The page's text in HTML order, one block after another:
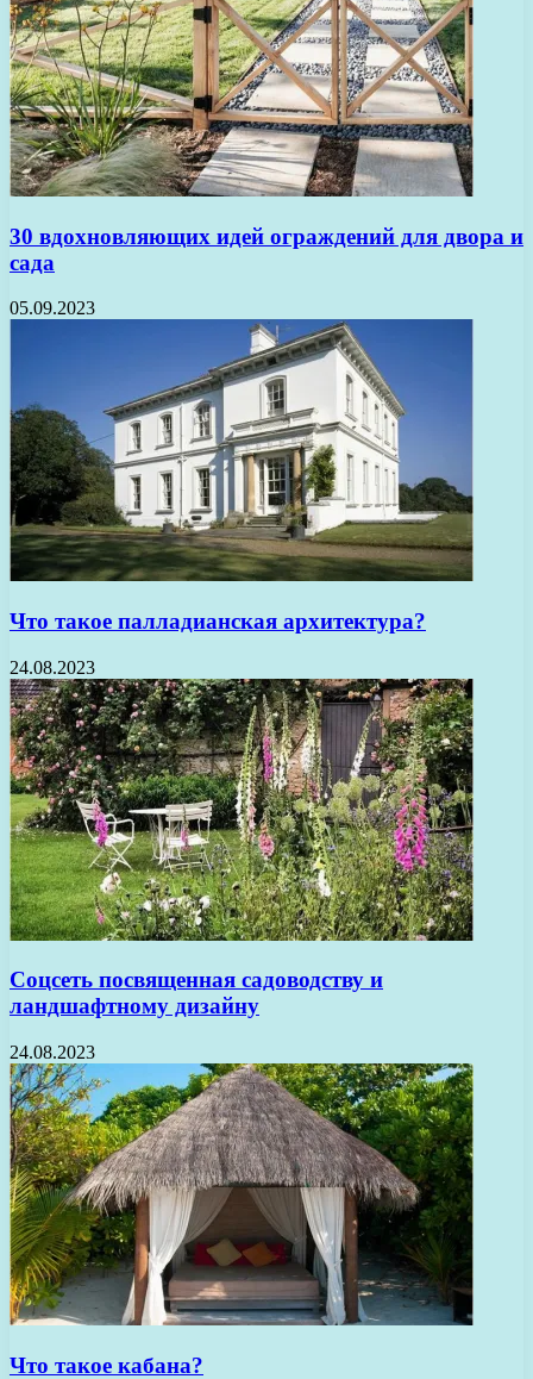
30 вдохновляющих идей ограждений для двора и
сада
05.09.2023
Что такое палладианская архитектура?
24.08.2023
Соцсеть посвященная садоводству и
ландшафтному дизайну
24.08.2023
Что такое кабана?